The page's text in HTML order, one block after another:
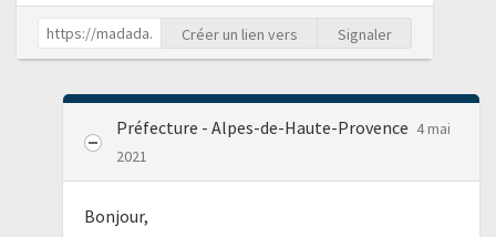
Créer un lien vers Signaler
Préfecture - Alpes-de-Haute-Provence 4 mai
2021
Bonjour,